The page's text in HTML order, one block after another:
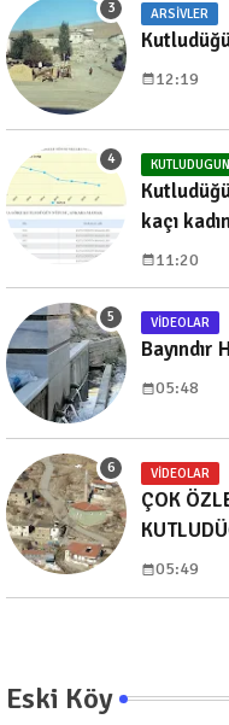
ARSIVLER
12:19
kaçı
11:20
VIDEOLAR
Bayındır
05:48
VIDEOLAR
ÇOK
05:49
Eski Köy